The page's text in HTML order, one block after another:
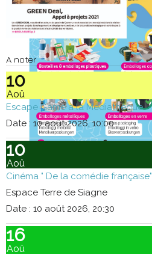
A noter
10
Aoû
Escape Game à la Médiathèque
Date : 10 août 2026, 10:00
10
Aoû
Cinéma " De la comédie française"
Espace Terre de Siagne
Date : 10 août 2026, 20:30
16
Aoû